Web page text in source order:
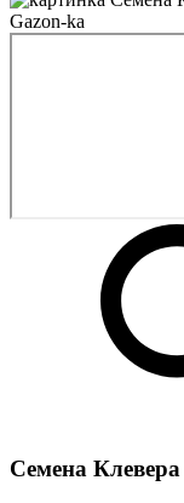
Семена